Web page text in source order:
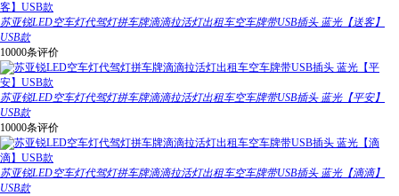
苏亚锐LED空车灯代驾灯拼车牌滴滴拉活灯出租车空车牌带USB插头 蓝光【送客】
USB款
10000条评价
苏亚锐LED空车灯代驾灯拼车牌滴滴拉活灯出租车空车牌带USB插头 蓝光【平安】
USB款
10000条评价
苏亚锐LED空车灯代驾灯拼车牌滴滴拉活灯出租车空车牌带USB插头 蓝光【滴滴】
USB款